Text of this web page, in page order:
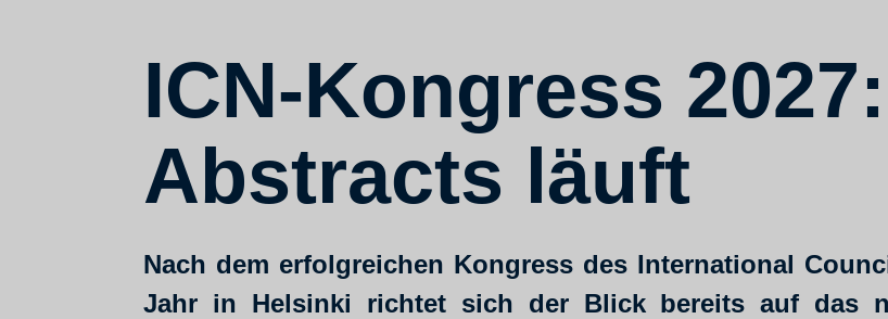
ICN-Kongress
Abstracts läuft
Nach dem erfolgreichen Kongress des International
Jahr in Helsinki richtet sich der Blick bereits auf das